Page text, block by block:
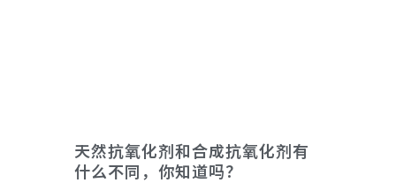
天然抗氧化剂和合成抗氧化剂有
什么不同，你知道吗？